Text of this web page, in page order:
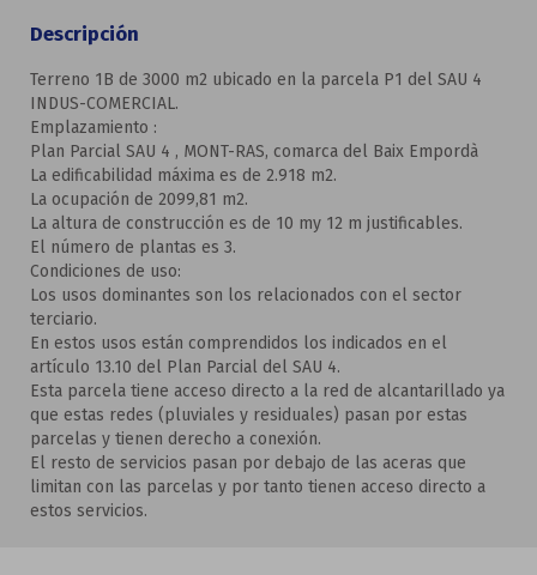
Descripción
Terreno 1B de 3000 m2 ubicado en la parcela P1 del SAU 4
INDUS-COMERCIAL.
Emplazamiento :
Plan Parcial SAU 4 , MONT-RAS, comarca del Baix Empordà
La edificabilidad máxima es de 2.918 m2.
La ocupación de 2099,81 m2.
La altura de construcción es de 10 my 12 m justificables.
El número de plantas es 3.
Condiciones de uso:
Los usos dominantes son los relacionados con el sector
terciario.
En estos usos están comprendidos los indicados en el
artículo 13.10 del Plan Parcial del SAU 4.
Esta parcela tiene acceso directo a la red de alcantarillado ya
que estas redes (pluviales y residuales) pasan por estas
parcelas y tienen derecho a conexión.
El resto de servicios pasan por debajo de las aceras que
limitan con las parcelas y por tanto tienen acceso directo a
estos servicios.